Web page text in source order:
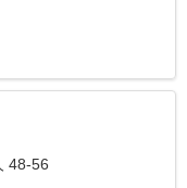
48-56